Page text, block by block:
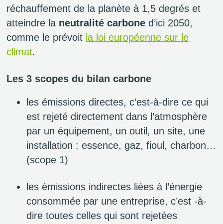
réchauffement de la planète à 1,5 degrés et
atteindre la neutralité carbone d’ici 2050,
comme le prévoit la loi européenne sur le
climat.
Les 3 scopes du bilan carbone
les émissions directes, c’est-à-dire ce qui
est rejeté directement dans l’atmosphère
par un équipement, un outil, un site, une
installation : essence, gaz, fioul, charbon…
(scope 1)
les émissions indirectes liées à l’énergie
consommée par une entreprise, c’est -à-
dire toutes celles qui sont rejetées